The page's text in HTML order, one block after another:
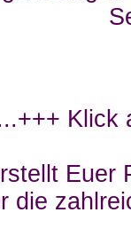
Klick
Euer
die